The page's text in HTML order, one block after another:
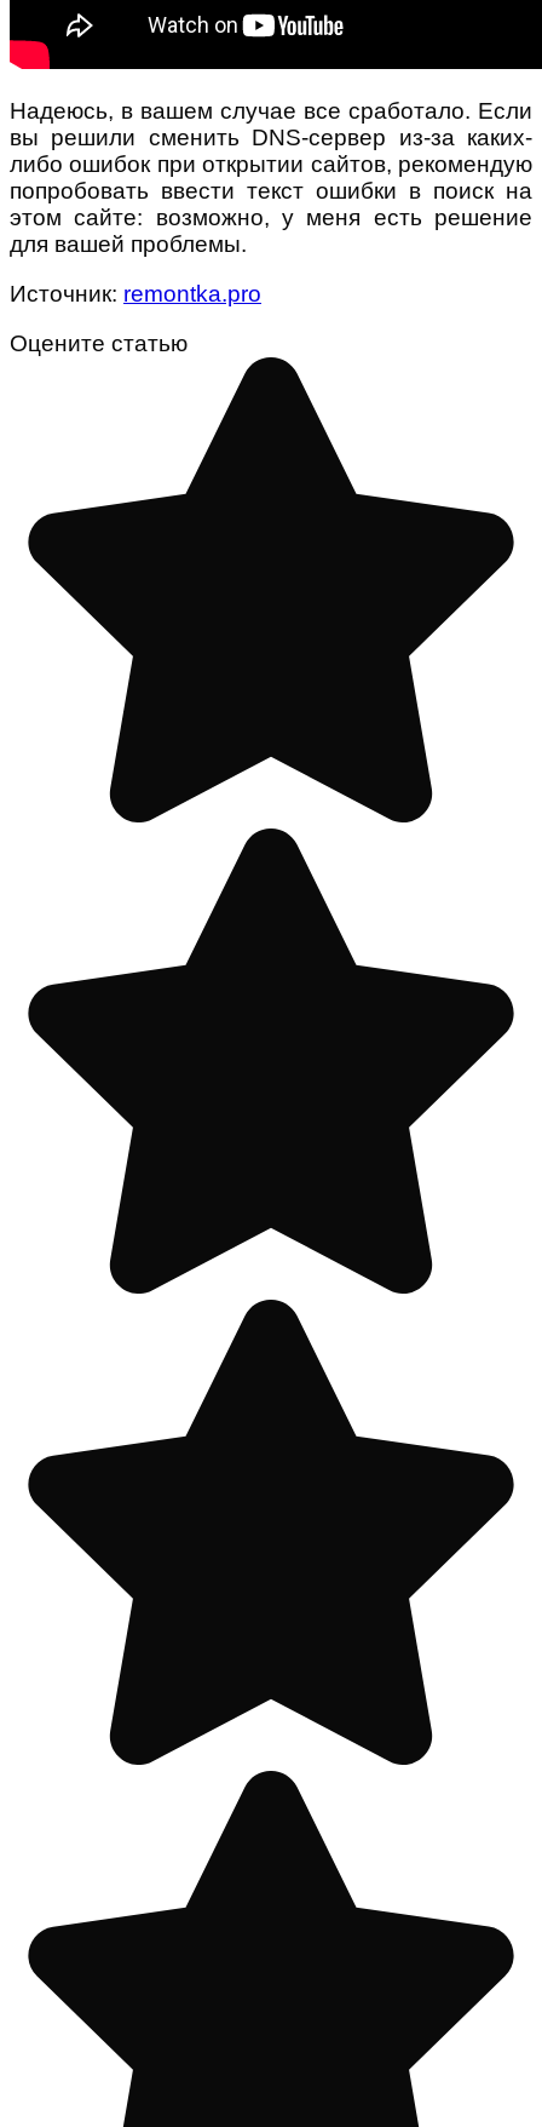
Надеюсь, в вашем случае все сработало. Если
вы решили сменить DNS-сервер из-за каких-
либо ошибок при открытии сайтов, рекомендую
попробовать ввести текст ошибки в поиск на
этом сайте: возможно, у меня есть решение
для вашей проблемы.
Источник: remontka.pro
Оцените статью